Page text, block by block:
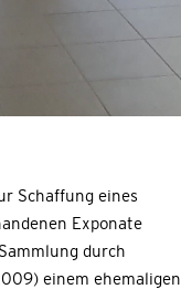
Schaffung eines
Exponate
durch
einem ehemaligen